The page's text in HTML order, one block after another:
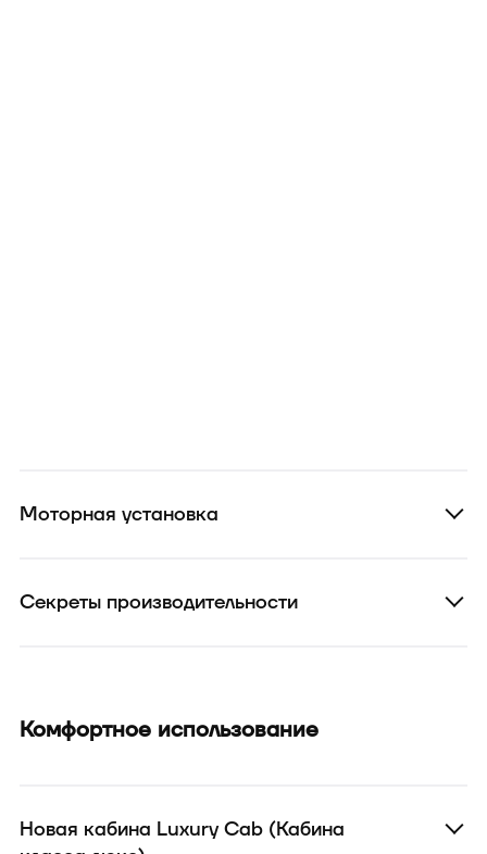
Моторная установка
Секреты производительности
Комфортное использование
Новая кабина Luxury Cab (Кабина